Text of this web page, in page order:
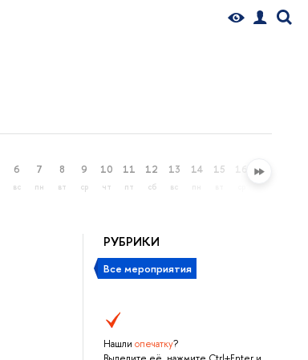
6
вс
7
пн
8
вт
9
ср
10
чт
11
пт
12
сб
13
вс
14 15 16 17
РУБРИКИ
Все мероприятия
Нашли опечатку?